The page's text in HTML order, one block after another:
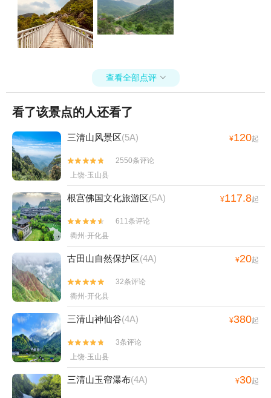
查看全部点评 
看了该景点的人还看了
三清山风景区(5A) ¥120起


2550条评论
上饶·玉山县
根宫佛国文化旅游区(5A) ¥117.8起


611条评论
衢州·开化县
古田山自然保护区(4A) ¥20起


32条评论
衢州·开化县
三清山神仙谷(4A) ¥380起


3条评论
上饶·玉山县
三清山玉帘瀑布(4A) ¥30起